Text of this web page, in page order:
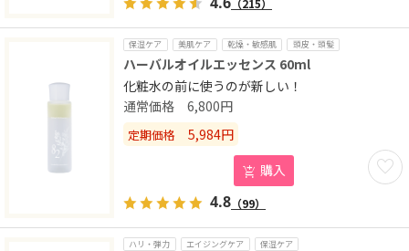
（215）
保湿ケア 美肌ケア 乾燥・敏感肌 頭皮・頭髪
ハーバルオイルエッセンス 60ml
化粧水の前に使うのが新しい！
お気
6,800円
定期価格 5,984円
購入
4.8 （99）
ハリ・弾力 エイジングケア 保湿ケア